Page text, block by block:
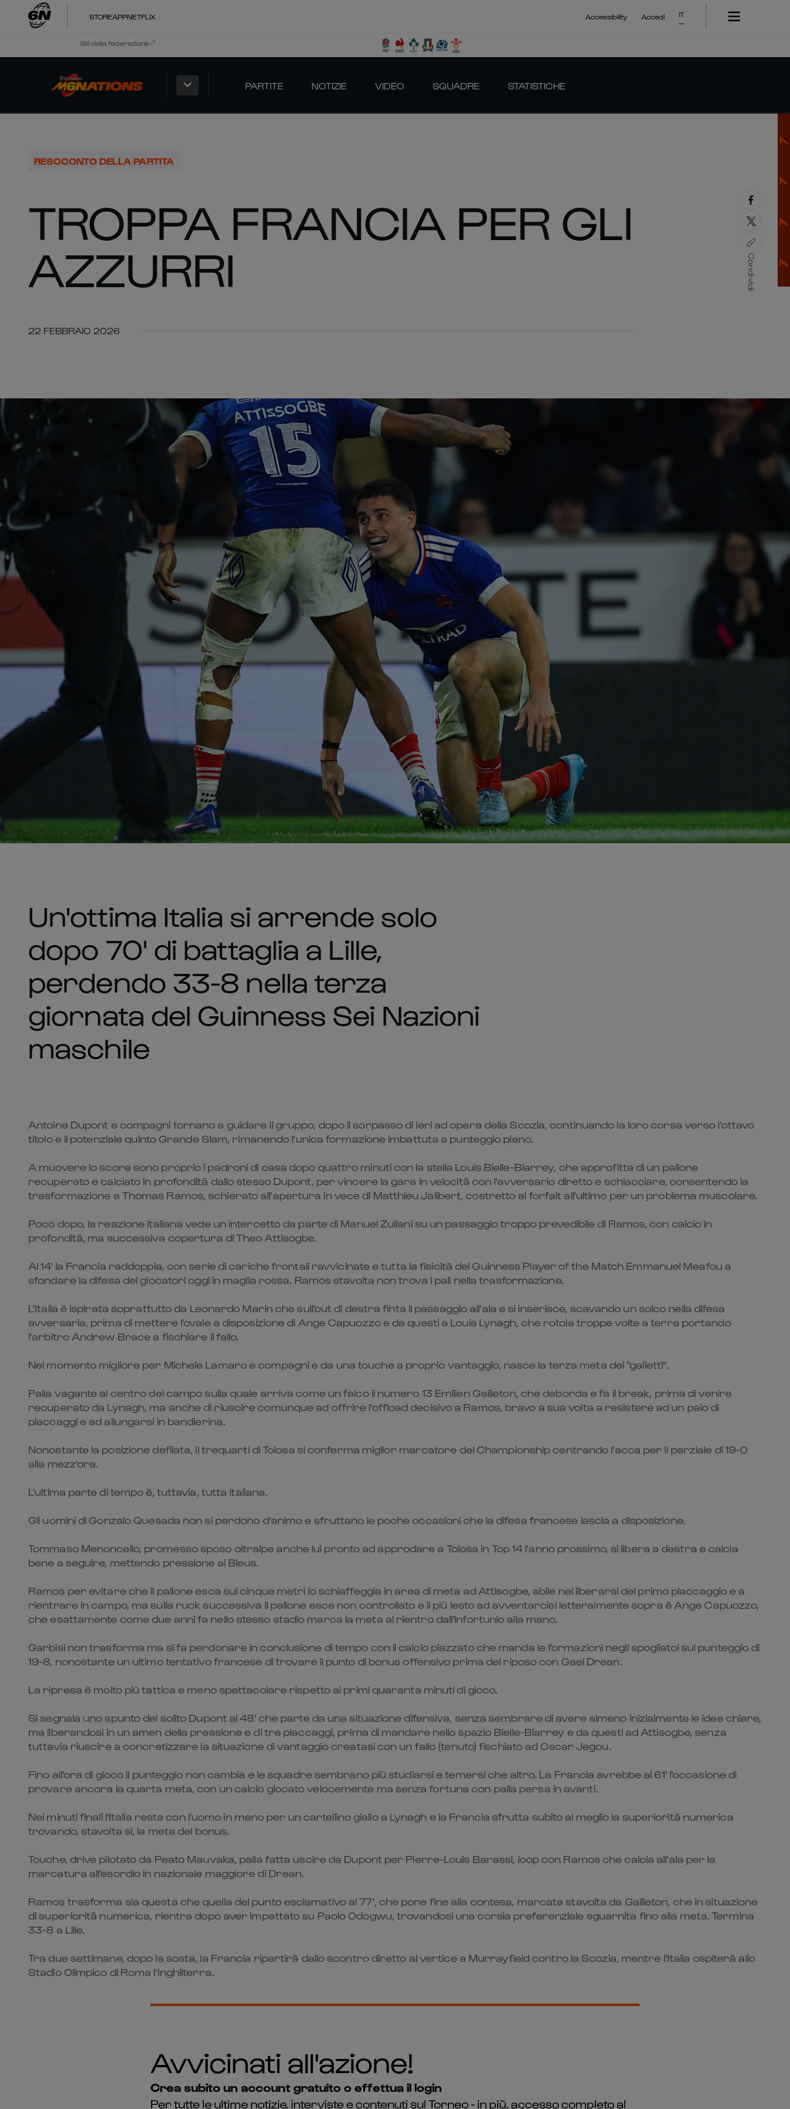
STOREAPPNETFLIX Accessibility Accedi IT
Siti della federazione
PARTITE NOTIZIE VIDEO SQUADRE STATISTICHE
RESOCONTO DELLA PARTITA
TROPPA FRANCIA PER GLI
AZZURRI
22 FEBBRAIO 2026
Condividi
Un'ottima Italia si arrende solo
dopo 70' di battaglia a Lille,
perdendo 33-8 nella terza
giornata del Guinness Sei Nazioni
maschile
Antoine Dupont e compagni tornano a guidare il gruppo, dopo il sorpasso di ieri ad opera della Scozia, continuando la loro corsa verso l'ottavo
titolo e il potenziale quinto Grande Slam, rimanendo l'unica formazione imbattuta a punteggio pieno.
A muovere lo score sono proprio i padroni di casa dopo quattro minuti con la stella Louis Bielle-Biarrey, che approfitta di un pallone
recuperato e calciato in profondità dallo stesso Dupont, per vincere la gara in velocità con l'avversario diretto e schiacciare, consentendo la
trasformazione a Thomas Ramos, schierato all'apertura in vece di Matthieu Jalibert, costretto al forfait all'ultimo per un problema muscolare.
Poco dopo, la reazione italiana vede un intercetto da parte di Manuel Zuliani su un passaggio troppo prevedibile di Ramos, con calcio in
profondità, ma successiva copertura di Theo Attisogbe.
Al 14' la Francia raddoppia, con serie di cariche frontali ravvicinate e tutta la fisicità del Guinness Player of the Match Emmanuel Meafou a
sfondare la difesa dei giocatori oggi in maglia rossa. Ramos stavolta non trova i pali nella trasformazione.
L'Italia è ispirata soprattutto da Leonardo Marin che sull'out di destra finta il passaggio all'ala e si inserisce, scavando un solco nella difesa
avversaria, prima di mettere l'ovale a disposizione di Ange Capuozzo e da questi a Louis Lynagh, che rotola troppe volte a terra portando
l'arbitro Andrew Brace a fischiare il fallo.
Nel momento migliore per Michele Lamaro e compagni e da una touche a proprio vantaggio, nasce la terza meta dei "galletti".
Palla vagante al centro del campo sulla quale arriva come un falco il numero 13 Emilien Gailleton, che deborda e fa il break, prima di venire
recuperato da Lynagh, ma anche di riuscire comunque ad offrire l'offload decisivo a Ramos, bravo a sua volta a resistere ad un paio di
placcaggi e ad allungarsi in bandierina.
Nonostante la posizione defilata, il trequarti di Tolosa si conferma miglior marcatore del Championship centrando l'acca per il parziale di 19-0
alla mezz'ora.
L'ultima parte di tempo è, tuttavia, tutta italiana.
Gli uomini di Gonzalo Quesada non si perdono d'animo e sfruttano le poche occasioni che la difesa francese lascia a disposizione.
Tommaso Menoncello, promesso sposo oltralpe anche lui pronto ad approdare a Tolosa in Top 14 l'anno prossimo, si libera a destra e calcia
bene a seguire, mettendo pressione ai Bleus.
Ramos per evitare che il pallone esca sui cinque metri lo schiaffeggia in area di meta ad Attisogbe, abile nel liberarsi del primo placcaggio e a
rientrare in campo, ma sulla ruck successiva il pallone esce non controllato e il più lesto ad avventarcisi letteralmente sopra è Ange Capuozzo,
che esattamente come due anni fa nello stesso stadio marca la meta al rientro dall'infortunio alla mano.
Garbisi non trasforma ma si fa perdonare in conclusione di tempo con il calcio piazzato che manda le formazioni negli spogliatoi sul punteggio di
19-8, nonostante un ultimo tentativo francese di trovare il punto di bonus offensivo prima del riposo con Gael Drean.
La ripresa è molto più tattica e meno spettacolare rispetto ai primi quaranta minuti di gioco.
Si segnala uno spunto del solito Dupont al 48' che parte da una situazione difensiva, senza sembrare di avere almeno inizialmente le idee chiare,
ma liberandosi in un amen della pressione e di tre placcaggi, prima di mandare nello spazio Bielle-Biarrey e da questi ad Attisogbe, senza
tuttavia riuscire a concretizzare la situazione di vantaggio creatasi con un fallo (tenuto) fischiato ad Oscar Jegou.
Fino all'ora di gioco il punteggio non cambia e le squadre sembrano più studiarsi e temersi che altro. La Francia avrebbe al 61' l'occasione di
provare ancora la quarta meta, con un calcio giocato velocemente ma senza fortuna con palla persa in avanti.
Nei minuti finali l'Italia resta con l'uomo in meno per un cartellino giallo a Lynagh e la Francia sfrutta subito al meglio la superiorità numerica
trovando, stavolta sì, la meta del bonus.
Touche, drive pilotato da Peato Mauvaka, palla fatta uscire da Dupont per Pierre-Louis Barassi, loop con Ramos che calcia all'ala per la
marcatura all'esordio in nazionale maggiore di Drean.
Ramos trasforma sia questa che quella del punto esclamativo al 77', che pone fine alla contesa, marcata stavolta da Gailleton, che in situazione
di superiorità numerica, rientra dopo aver impattato su Paolo Odogwu, trovandosi una corsia preferenziale sguarnita fino alla meta. Termina
33-8 a Lille.
Tra due settimane, dopo la sosta, la Francia ripartirà dallo scontro diretto al vertice a Murrayfield contro la Scozia, mentre l'Italia ospiterà allo
Stadio Olimpico di Roma l'Inghilterra.
Avvicinati all'azione!
Crea subito un account gratuito o effettua il login
Per tutte le ultime notizie, interviste e contenuti sul Torneo - in più, accesso completo al